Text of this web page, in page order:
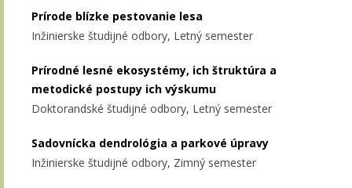
Prírode blízke pestovanie lesa
Inžinierske študijné odbory, Letný semester
Prírodné lesné ekosystémy, ich štruktúra a
metodické postupy ich výskumu
Doktorandské študijné odbory, Letný semester
Sadovnícka dendrológia a parkové úpravy
Inžinierske študijné odbory, Zimný semester